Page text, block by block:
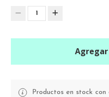
1
Productos en stock